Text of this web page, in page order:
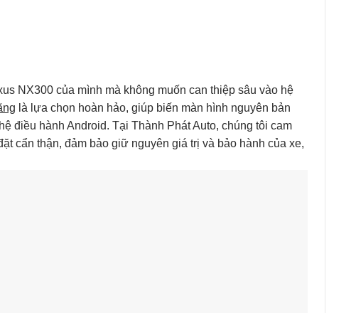
NX300 của mình mà không muốn can thiệp sâu vào hệ
là lựa chọn hoàn hảo, giúp biến màn hình nguyên bản
điều hành Android. Tại Thành Phát Auto, chúng tôi cam
cẩn thận, đảm bảo giữ nguyên giá trị và bảo hành của xe,